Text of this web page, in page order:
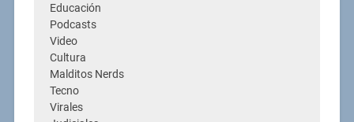
Educación
Podcasts
Video
Cultura
Malditos Nerds
Tecno
Virales